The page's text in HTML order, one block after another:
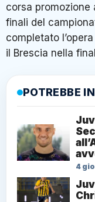
corsa
finali del
completato
il Brescia nella
POTREBBE
4